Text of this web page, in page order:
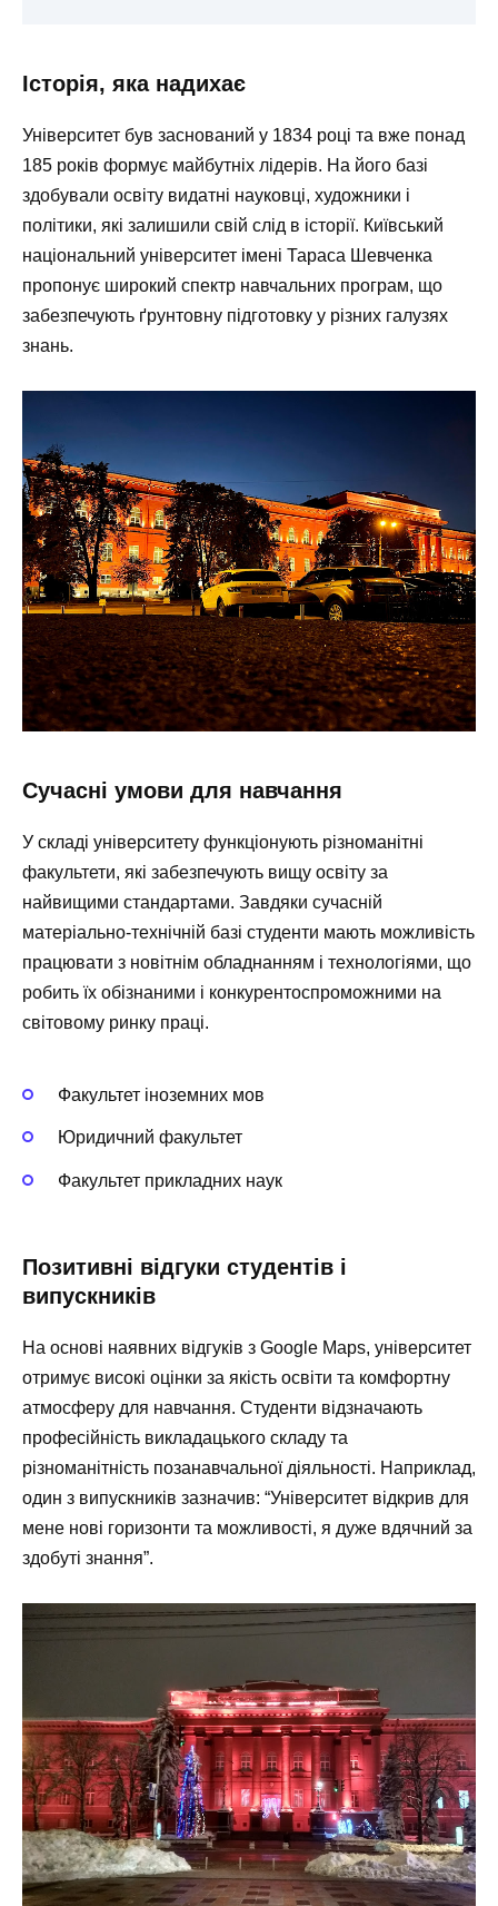
Історія, яка надихає
Університет був заснований у 1834 році та вже понад
185 років формує майбутніх лідерів. На його базі
здобували освіту видатні науковці, художники і
політики, які залишили свій слід в історії. Київський
національний університет імені Тараса Шевченка
пропонує широкий спектр навчальних програм, що
забезпечують ґрунтовну підготовку у різних галузях
знань.
Сучасні умови для навчання
У складі університету функціонують різноманітні
факультети, які забезпечують вищу освіту за
найвищими стандартами. Завдяки сучасній
матеріально-технічній базі студенти мають можливість
працювати з новітнім обладнанням і технологіями, що
робить їх обізнаними і конкурентоспроможними на
світовому ринку праці.
Факультет іноземних мов
Юридичний факультет
Факультет прикладних наук
Позитивні відгуки студентів і
випускників
На основі наявних відгуків з Google Maps, університет
отримує високі оцінки за якість освіти та комфортну
атмосферу для навчання. Студенти відзначають
професійність викладацького складу та
різноманітність позанавчальної діяльності. Наприклад,
один з випускників зазначив: “Університет відкрив для
мене нові горизонти та можливості, я дуже вдячний за
здобуті знання”.